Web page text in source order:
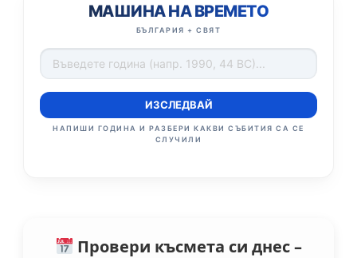
МАШИНА НА ВРЕМЕТО
БЪЛГАРИЯ + СВЯТ
ИЗСЛЕДВАЙ
НАПИШИ ГОДИНА И РАЗБЕРИ КАКВИ СЪБИТИЯ СА СЕ
СЛУЧИЛИ
Провери късмета си днес –